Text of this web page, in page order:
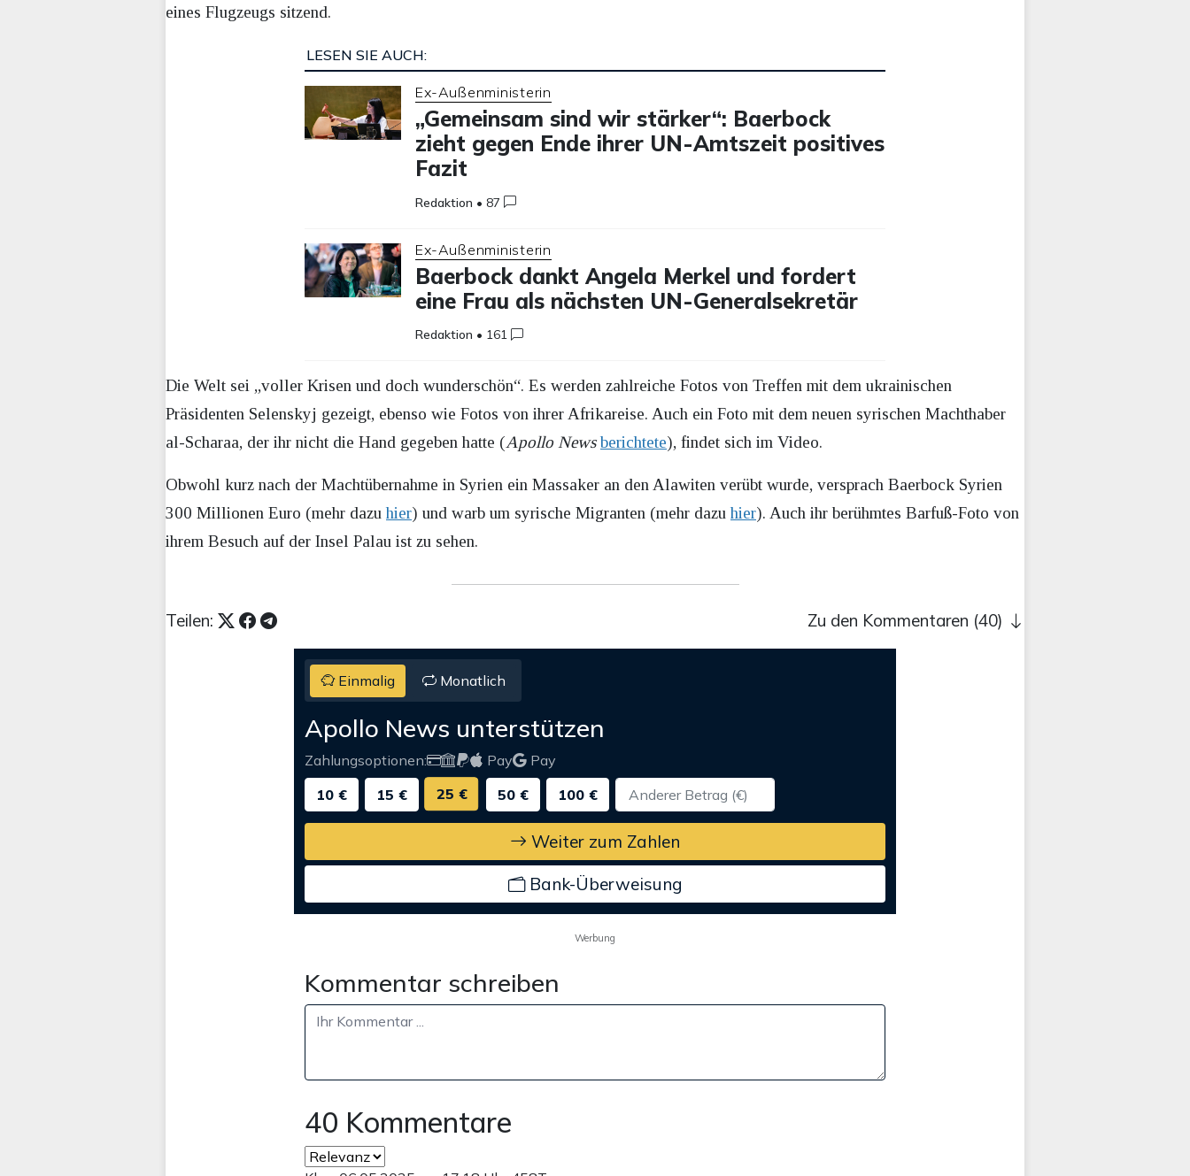
eines Flugzeugs sitzend.
LESEN SIE AUCH:
Ex-Außenministerin
„Gemeinsam sind wir stärker“: Baerbock
zieht gegen Ende ihrer UN-Amtszeit positives
Fazit
Redaktion • 87
Ex-Außenministerin
Baerbock dankt Angela Merkel und fordert
eine Frau als nächsten UN-Generalsekretär
Redaktion • 161
Die Welt sei „voller Krisen und doch wunderschön“. Es werden zahlreiche Fotos von Treffen mit dem ukrainischen
Präsidenten Selenskyj gezeigt, ebenso wie Fotos von ihrer Afrikareise. Auch ein Foto mit dem neuen syrischen Machthaber
al-Scharaa, der ihr nicht die Hand gegeben hatte (Apollo Newsberichtete), findet sich im Video.
Obwohl kurz nach der Machtübernahme in Syrien ein Massaker an den Alawiten verübt wurde, versprach Baerbock Syrien
300 Millionen Euro (mehr dazuhier) und warb um syrische Migranten (mehr dazuhier). Auch ihr berühmtes Barfuß-Foto von
ihrem Besuch auf der Insel Palau ist zu sehen.
Teilen: Zu den Kommentaren (40)
Einmalig Monatlich
Apollo News unterstützen
Zahlungsoptionen: Pay
Pay
10 €
15 € 25 € 50 € 100 €
Weiter zum Zahlen
Bank-Überweisung
Werbung
Kommentar schreiben
40 Kommentare